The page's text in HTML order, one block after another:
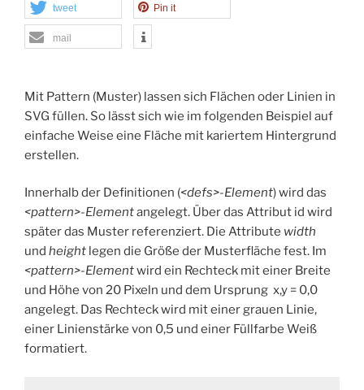
tweet Pin it
mail
Mit Pattern (Muster) lassen sich Flächen oder Linien in
SVG füllen. So lässt sich wie im folgenden Beispiel auf
einfache Weise eine Fläche mit kariertem Hintergrund
erstellen.
Innerhalb der Definitionen (<defs>-Element) wird das
<pattern>-Elementangelegt. Über das Attribut id wird
später das Muster referenziert. Die Attribute width
und height legen die Größe der Musterfläche fest. Im
<pattern>-Elementwird ein Rechteck mit einer Breite
und Höhe von 20 Pixeln und dem Ursprung x,y = 0,0
angelegt. Das Rechteck wird mit einer grauen Linie,
einer Linienstärke von 0,5 und einer Füllfarbe Weiß
formatiert.